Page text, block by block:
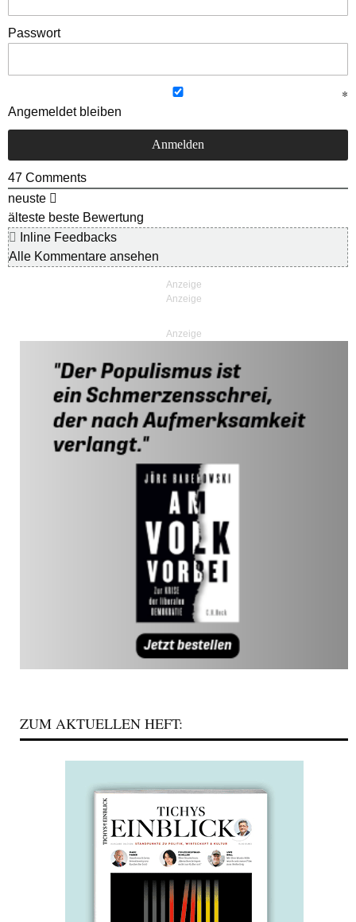
Passwort
Angemeldet bleiben
47 Comments
neuste
älteste beste Bewertung
Inline Feedbacks
Alle Kommentare ansehen
Anzeige
ZUM AKTUELLEN HEFT: